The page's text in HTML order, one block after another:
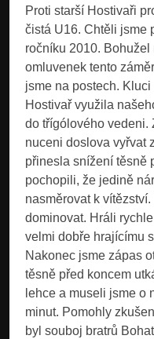
Proti starší Hostivaři
čistá U16. Chtěli jsme
ročníku 2010.
omluvenek tento
jsme na postech.
Hostivař využila
do třígólového vedeni.
nuceni doslova vyřvat
přinesla snížení těsně
pochopili, že jedině
nasměrovat k
dominovat. Hráli
velmi dobře hrajícímu
Nakonec jsme zápas
těsně před koncem
lehce a museli jsme o
minut. Pomohly
byl souboj bratrů